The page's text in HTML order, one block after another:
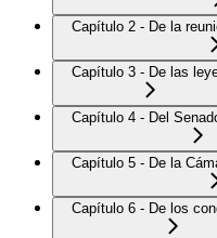
Capítulo 2 - De la
Capítulo 3 - De las
Capítulo 4 - Del
Capítulo 5 - De la
Capítulo 6 - De los